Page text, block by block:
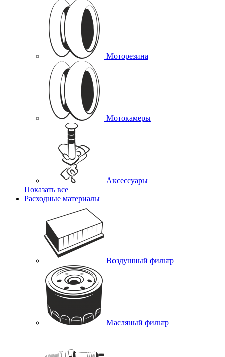
Моторезина
Мотокамеры
Аксессуары
Показать все
Расходные материалы
Воздушный фильтр
Масляный фильтр